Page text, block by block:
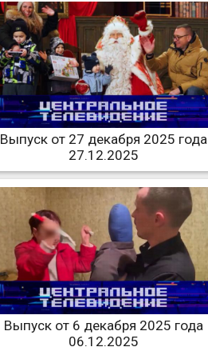
Выпуск от 27 декабря 2025 года
27.12.2025
Выпуск от 6 декабря 2025 года
06.12.2025